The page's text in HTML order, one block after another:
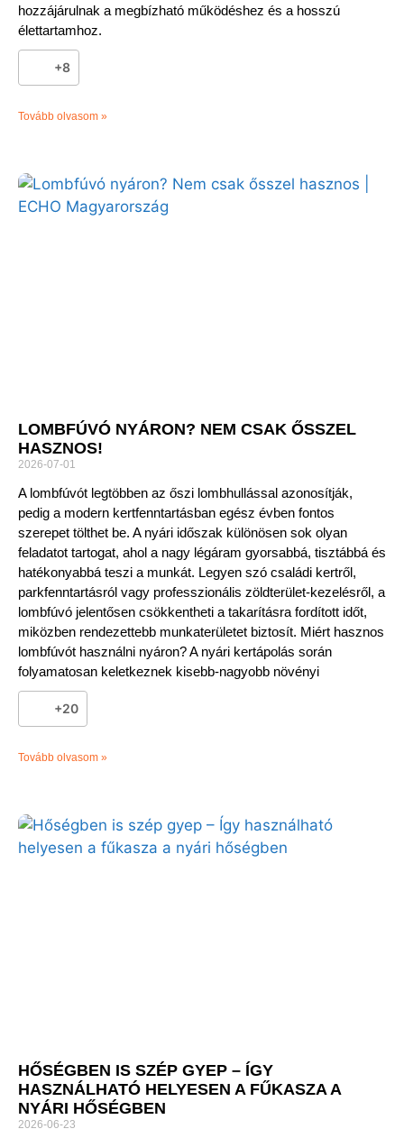
hozzájárulnak a megbízható működéshez és a hosszú
élettartamhoz.
+8
Tovább olvasom »
LOMBFÚVÓ NYÁRON? NEM CSAK ŐSSZEL
HASZNOS!
2026-07-01
A lombfúvót legtöbben az őszi lombhullással azonosítják,
pedig a modern kertfenntartásban egész évben fontos
szerepet tölthet be. A nyári időszak különösen sok olyan
feladatot tartogat, ahol a nagy légáram gyorsabbá, tisztábbá és
hatékonyabbá teszi a munkát. Legyen szó családi kertről,
parkfenntartásról vagy professzionális zöldterület-kezelésről, a
lombfúvó jelentősen csökkentheti a takarításra fordított időt,
miközben rendezettebb munkaterületet biztosít. Miért hasznos
lombfúvót használni nyáron? A nyári kertápolás során
folyamatosan keletkeznek kisebb-nagyobb növényi
+20
Tovább olvasom »
HŐSÉGBEN IS SZÉP GYEP – ÍGY
HASZNÁLHATÓ HELYESEN A FŰKASZA A
NYÁRI HŐSÉGBEN
2026-06-23